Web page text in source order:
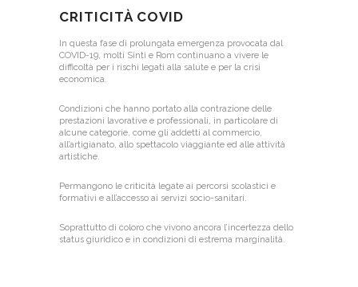
CRITICITÀ COVID
In questa fase di prolungata emergenza provocata dal
COVID-19, molti Sinti e Rom continuano a vivere le
difficoltà per i rischi legati alla salute e per la crisi
economica.
Condizioni che hanno portato alla contrazione delle
prestazioni lavorative e professionali, in particolare di
alcune categorie, come gli addetti al commercio,
all’artigianato, allo spettacolo viaggiante ed alle attività
artistiche.
Permangono le criticità legate ai percorsi scolastici e
formativi e all’accesso ai servizi socio-sanitari.
Soprattutto di coloro che vivono ancora l’incertezza dello
status giuridico e in condizioni di estrema marginalità.